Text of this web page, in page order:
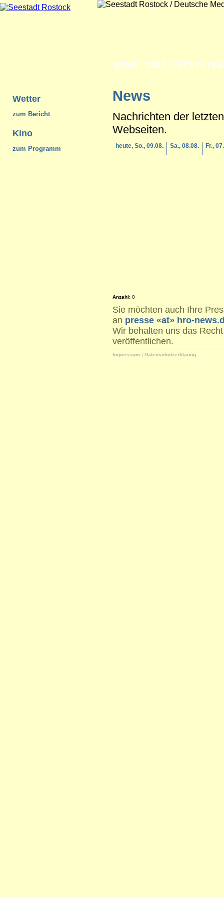
NEWS JOBS EVENTS
Wetter
zum Bericht
Kino
zum Programm
News
Nachrichten der
Webseiten.
heute, So., 09.08. Sa., 08.08. Fr.,
Anzahl: 0
Sie möchten auch Ihre
an presse «at» hro-
Wir behalten uns das
veröffentlichen.
Impressum | Datenschutzerkläung